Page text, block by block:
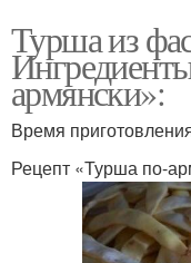
Турша из
армянски»:
Время
Рецепт «Турша по-